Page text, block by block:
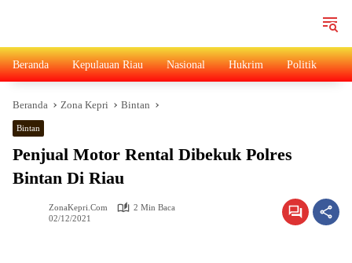
Beranda Kepulauan Riau Nasional Hukrim Politik
Beranda Zona Kepri Bintan
Bintan
Penjual Motor Rental Dibekuk Polres
Bintan Di Riau
ZonaKepri.com
2 Min Baca
02/12/2021